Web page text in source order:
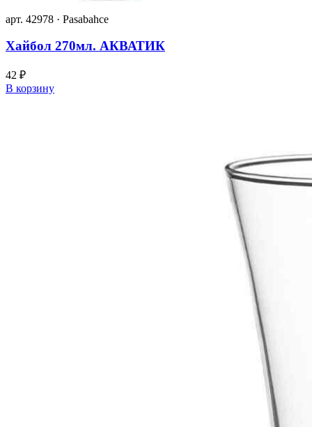
арт. 42978 · Pasabahce
Хайбол 270мл. АКВАТИК
42 ₽
В корзину